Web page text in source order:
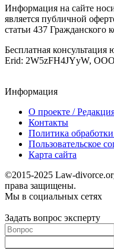
Информация на сайте
является публичной
статьи 437 Гражданского
Бесплатная консультация
Erid: 2W5zFH4JYyW,
Информация
О проекте /
Контакты
Политика
Пользовательское
Карта сайта
©2015-2025 Law-
права защищены.
Мы в социальных сетях
Задать вопрос эксперту